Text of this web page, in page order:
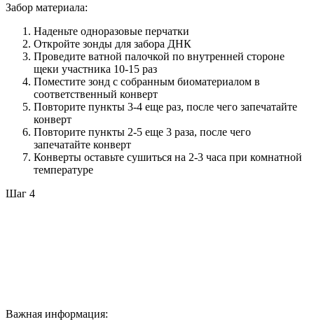
Забор материала:
Наденьте одноразовые перчатки
Откройте зонды для забора ДНК
Проведите ватной палочкой по внутренней стороне
щеки участника 10-15 раз
Поместите зонд с собранным биоматериалом в
соответственный конверт
Повторите пункты 3-4 еще раз, после чего запечатайте
конверт
Повторите пункты 2-5 еще 3 раза, после чего
запечатайте конверт
Конверты оставьте сушиться на 2-3 часа при комнатной
температуре
Шаг 4
Важная информация: